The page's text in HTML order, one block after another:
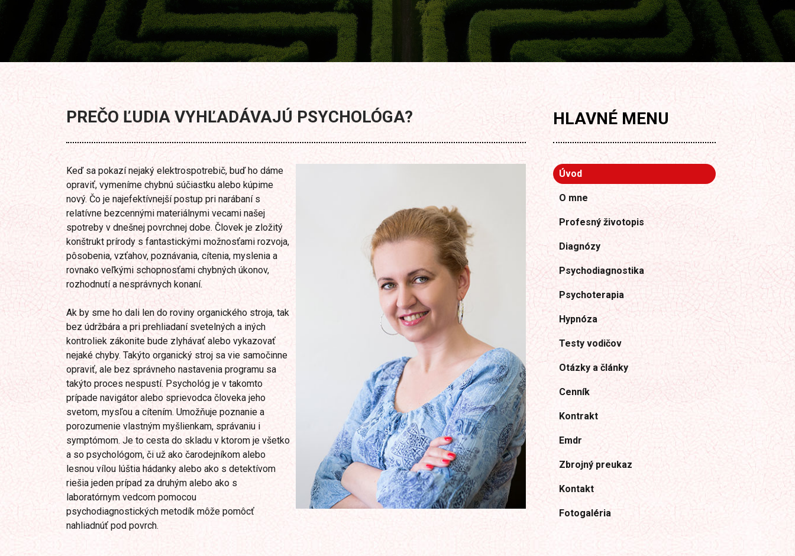
PREČO ĽUDIA VYHĽADÁVAJÚ PSYCHOLÓGA?
Keď sa pokazí nejaký elektrospotrebič, buď ho dáme
opraviť, vymeníme chybnú súčiastku alebo kúpime
nový. Čo je najefektívnejší postup pri narábaní s
relatívne bezcennými materiálnymi vecami našej
spotreby v dnešnej povrchnej dobe. Človek je zložitý
konštrukt prírody s fantastickými možnosťami rozvoja,
pôsobenia, vzťahov, poznávania, cítenia, myslenia a
rovnako veľkými schopnosťami chybných úkonov,
rozhodnutí a nesprávnych konaní.
Ak by sme ho dali len do roviny organického stroja, tak
bez údržbára a pri prehliadaní svetelných a iných
kontroliek zákonite bude zlyhávať alebo vykazovať
nejaké chyby. Takýto organický stroj sa vie samočinne
opraviť, ale bez správneho nastavenia programu sa
takýto proces nespustí. Psychológ je v takomto
prípade navigátor alebo sprievodca človeka jeho
svetom, mysľou a cítením. Umožňuje poznanie a
porozumenie vlastným myšlienkam, správaniu i
symptómom. Je to cesta do skladu v ktorom je všetko
a so psychológom, či už ako čarodejníkom alebo
lesnou vílou lúštia hádanky alebo ako s detektívom
riešia jeden prípad za druhým alebo ako s
laboratórnym vedcom pomocou
psychodiagnostických metodík môže pomôcť
nahliadnúť pod povrch.
HLAVNÉ MENU
Úvod
O mne
Profesný životopis
Diagnózy
Psychodiagnostika
Psychoterapia
Hypnóza
Testy vodičov
Otázky a články
Cenník
Kontrakt
Emdr
Zbrojný preukaz
Kontakt
Fotogaléria